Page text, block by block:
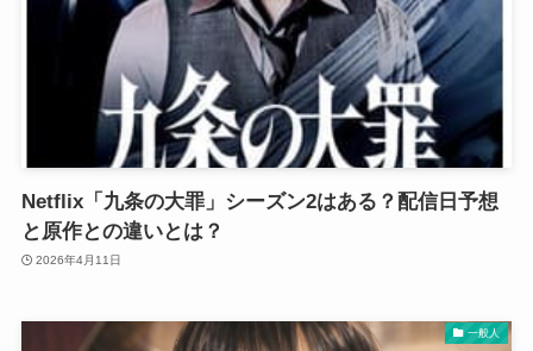
Netflix「九条の大罪」シーズン2はある？配信日予想
と原作との違いとは？
2026年4月11日
一般人